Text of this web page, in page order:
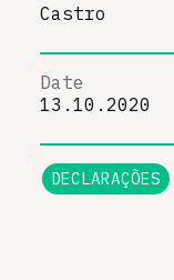
Castro
Date
13.10.2020
DECLARAÇÕES